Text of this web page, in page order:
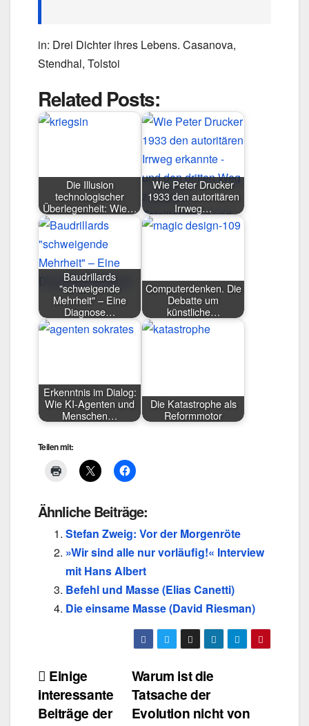
in: Drei Dichter ihres Lebens. Casanova,
Stendhal, Tolstoi
Related Posts:
Die Illusion
technologischer
Überlegenheit: Wie…
Wie Peter Drucker
1933 den autoritären
Irrweg…
Baudrillards
"schweigende
Mehrheit" – Eine
Diagnose…
Computerdenken. Die
Debatte um
künstliche…
Erkenntnis im Dialog:
Wie KI-Agenten und
Menschen…
Die Katastrophe als
Reformmotor
Teilen mit:
Ähnliche Beiträge:
Stefan Zweig: Vor der Morgenröte
»Wir sind alle nur vorläufig!« Interview
mit Hans Albert
Befehl und Masse (Elias Canetti)
Die einsame Masse (David Riesman)
Beitragsnavigation
Warum ist die
Tatsache der
Evolution nicht von
Einige
interessante
Beiträge der